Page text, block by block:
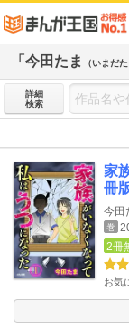
「今田たま （いまだた
詳細
検索
家
冊
今田
巻
2冊
お気